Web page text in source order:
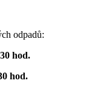
odpadů:
hod.
hod.